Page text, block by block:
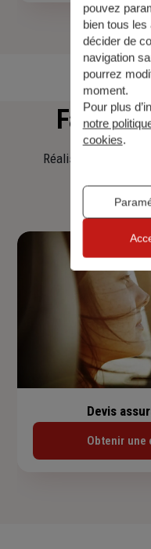
Faites
Réalisez une
Devis
Obtenir une
pouvez
bien tous les
décider de
navigation
pourrez
moment.
Pour plus
notre
cookies.